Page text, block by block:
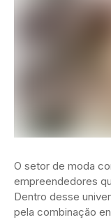
O setor de moda
empreendedores
Dentro desse
pela combinação